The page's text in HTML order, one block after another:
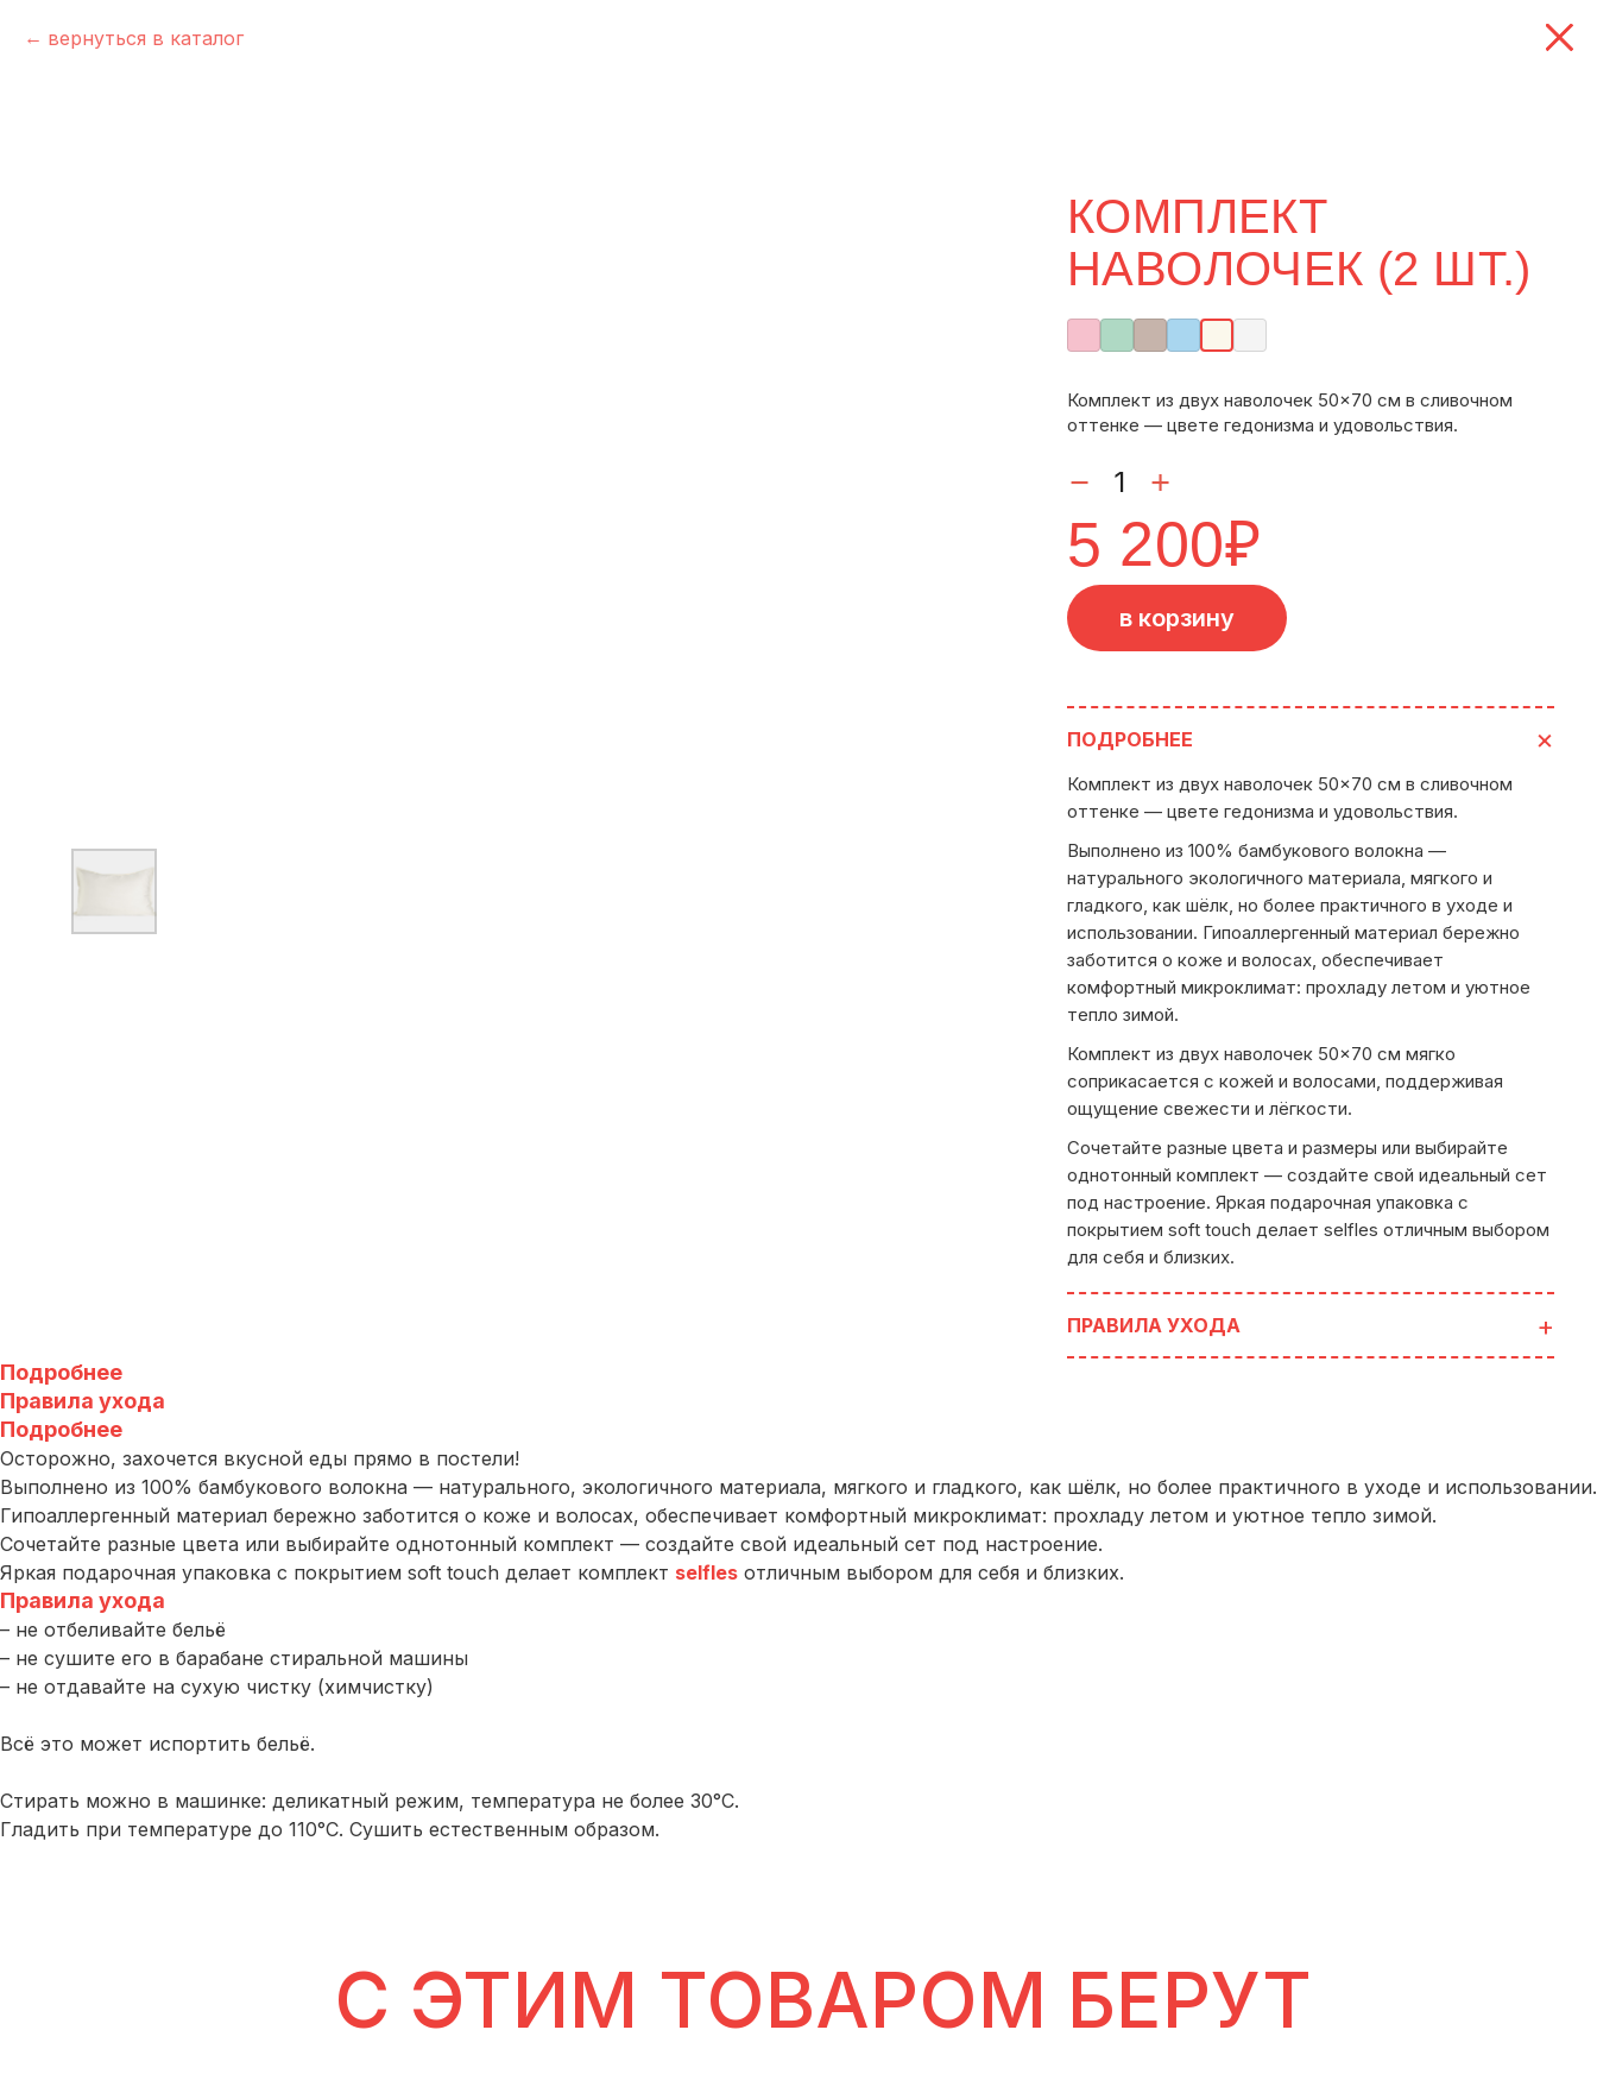
вернуться в каталог
КОМПЛЕКТ
НАВОЛОЧЕК (2 ШТ.)
Комплект из двух наволочек 50×70 см в сливочном
оттенке — цвете гедонизма и удовольствия.
5 200₽
в корзину
ПОДРОБНЕЕ
Комплект из двух наволочек 50×70 см в сливочном
оттенке — цвете гедонизма и удовольствия.
Выполнено из 100% бамбукового волокна —
натурального экологичного материала, мягкого и
гладкого, как шёлк, но более практичного в уходе и
использовании. Гипоаллергенный материал бережно
заботится о коже и волосах, обеспечивает
комфортный микроклимат: прохладу летом и уютное
тепло зимой.
Комплект из двух наволочек 50×70 см мягко
соприкасается с кожей и волосами, поддерживая
ощущение свежести и лёгкости.
Сочетайте разные цвета и размеры или выбирайте
однотонный комплект — создайте свой идеальный сет
под настроение. Яркая подарочная упаковка с
покрытием soft touch делает selfles отличным выбором
для себя и близких.
ПРАВИЛА УХОДА
Подробнее
Правила ухода
Подробнее
Осторожно, захочется вкусной еды прямо в постели!
Выполнено из 100% бамбукового волокна — натурального, экологичного материала, мягкого и гладкого, как шёлк, но более практичного в уходе и использовании.
Гипоаллергенный материал бережно заботится о коже и волосах, обеспечивает комфортный микроклимат: прохладу летом и уютное тепло зимой.
Сочетайте разные цвета или выбирайте однотонный комплект — создайте свой идеальный сет под настроение.
Яркая подарочная упаковка с покрытием soft touch делает комплект selfles отличным выбором для себя и близких.
Правила ухода
– не отбеливайте бельё
– не сушите его в барабане стиральной машины
– не отдавайте на сухую чистку (химчистку)
Всё это может испортить бельё.
Стирать можно в машинке: деликатный режим, температура не более 30°С.
Гладить при температуре до 110°С. Сушить естественным образом.
C ЭТИМ ТОВАРОМ БЕРУТ